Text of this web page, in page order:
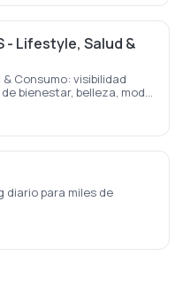
- Lifestyle, Salud &
Consumo: visibilidad
bienestar, belleza, moda,
diario para miles de